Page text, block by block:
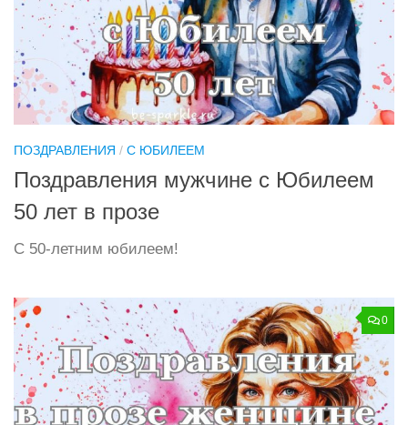
ПОЗДРАВЛЕНИЯ / С ЮБИЛЕЕМ
Поздравления мужчине с Юбилеем
50 лет в прозе
С 50-летним юбилеем!
0